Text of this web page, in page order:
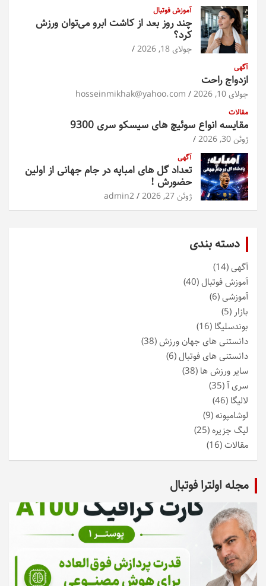
آموزش فوتبال
چند روز بعد از کاشت ابرو می‌توان ورزش
کرد؟
جولای 18, 2026
آگهی
ازدواج راحت
جولای 10, 2026 hosseinmikhak@yahoo.com
مقالات
مقایسه انواع سوئیچ های سیسکو سری 9300
ژوئن 30, 2026
آگهی
تعداد گل های امباپه در جام جهانی از اولین
حضورش !
ژوئن 27, 2026 admin2
دسته بندی
آگهی(14)
آموزش فوتبال(40)
آموزشی(6)
بازار (5)
بوندسلیگا (16)
دانستنی های جهان ورزش(38)
دانستنی های فوتبال(6)
سایر ورزش ها (38)
سری آ(35)
لالیگا (46)
لوشامپونه(9)
لیگ جزیره(25)
مقالات(16)
مجله اولترا فوتبال